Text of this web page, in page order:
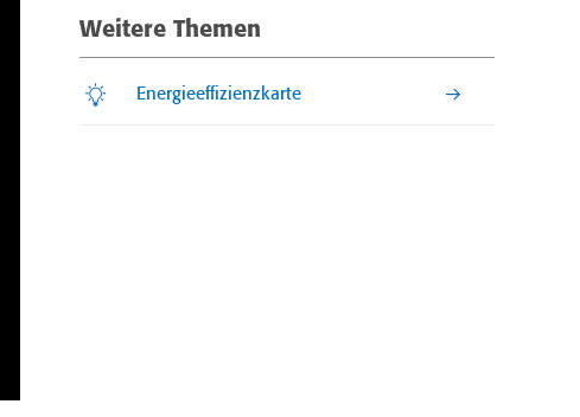
Weitere Themen
Energieeffizienzkarte